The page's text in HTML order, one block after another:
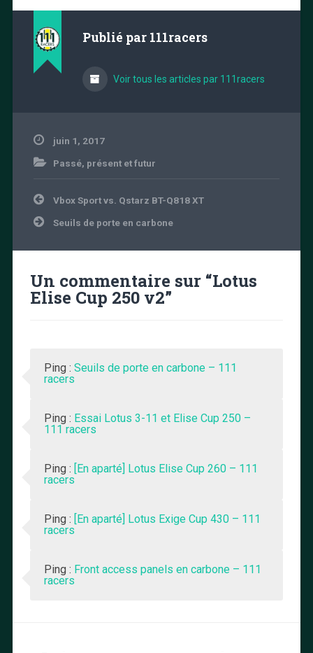
Publié par 111racers
Voir tous les articles par 111racers
juin 1, 2017
Passé, présent et futur
Navigation
l’article
Vbox Sport vs. Qstarz BT-Q818 XT
Seuils de porte en carbone
Un commentaire sur “Lotus
Elise Cup 250 v2”
Ping : Seuils de porte en carbone – 111
racers
Ping : Essai Lotus 3-11 et Elise Cup 250 –
111 racers
Ping :
[En aparté] Lotus Elise Cup 260 – 111
racers
Ping :
[En aparté] Lotus Exige Cup 430 – 111
racers
Ping : Front access panels en carbone – 111
racers